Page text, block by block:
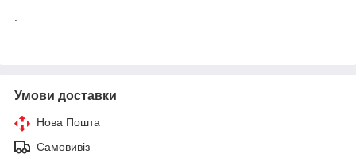
Умови доставки
Нова Пошта
Самовивіз